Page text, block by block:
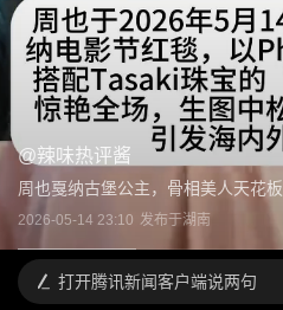
@辣味热评酱
周也戛纳古堡公主，骨相美人天花板
2026-05-14 23:10 发布于湖南
打开腾讯新闻客户端说两句